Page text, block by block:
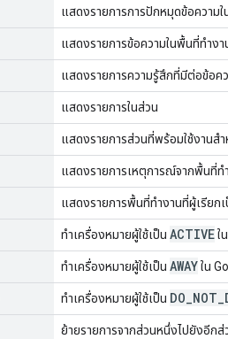
แสดงรายการการปักหมุดข้อความ
แสดงรายการข้อความในพื้นที่ทำง
แสดงรายการความรู้สึกที่มีต่อข้อค
แสดงรายการในส่วน
แสดงรายการส่วนที่พร้อมใช้งานส
แสดงรายการเหตุการณ์จากพื้นที่ท
แสดงรายการพื้นที่ทำงานที่ผู้เรียก
ทำเครื่องหมายผู้ใช้เป็น ACTIVEใ
ทำเครื่องหมายผู้ใช้เป็น AWAYใน
ทำเครื่องหมายผู้ใช้เป็น DO NOT
ย้ายรายการจากส่วนหนึ่งไปยังอีกส่